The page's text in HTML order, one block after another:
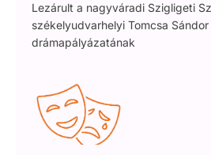
Lezárult a nagyváradi Szigligeti
székelyudvarhelyi Tomcsa
drámapályázatának